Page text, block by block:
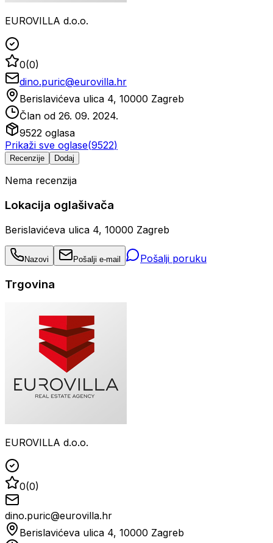
EUROVILLA d.o.o.
0(0)
dino.puric@eurovilla.hr
Berislavićeva ulica 4, 10000 Zagreb
Član od 26. 09. 2024.
9522 oglasa
Prikaži sve oglase(9522)
Recenzije Dodaj
Nema recenzija
Lokacija oglašivača
Berislavićeva ulica 4, 10000 Zagreb
Nazovi Pošalji e-mail Pošalji poruku
Trgovina
EUROVILLA d.o.o.
0(0)
dino.puric@eurovilla.hr
Berislavićeva ulica 4, 10000 Zagreb